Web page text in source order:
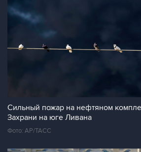
Сильный пожар на нефтяном
Захрани на юге Ливана
Фото: AP/ТАСС